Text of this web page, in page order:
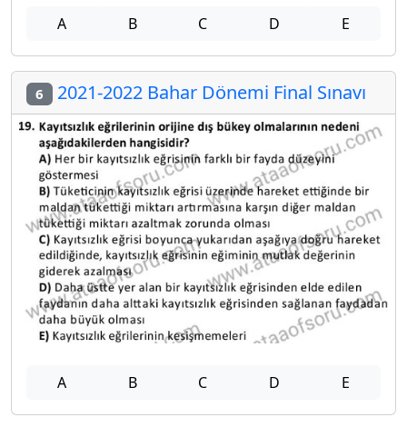
A B C D E
6 2021-2022 Bahar Dönemi Final Sınavı
A B C D E